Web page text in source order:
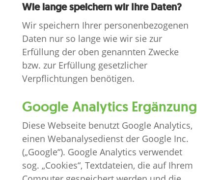
Wie lange speichern wir Ihre Daten?
Wir speichern Ihrer personenbezogenen
Daten nur so lange wie wir sie zur
Erfüllung der oben genannten Zwecke
bzw. zur Erfüllung gesetzlicher
Verpflichtungen benötigen.
Google Analytics Ergänzung
Diese Webseite benutzt Google Analytics,
einen Webanalysedienst der Google Inc.
(„Google“). Google Analytics verwendet
sog. „Cookies“, Textdateien, die auf Ihrem